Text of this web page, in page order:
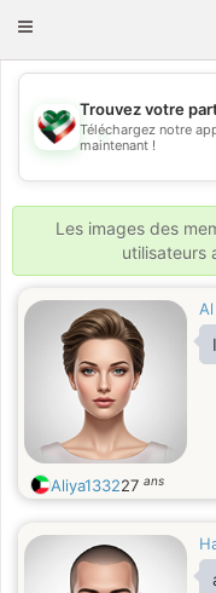
Toggle
💖
Trouvez votre
Téléchargez notre
maintenant !
Les images des
utilisateurs
Aliya133227 ans